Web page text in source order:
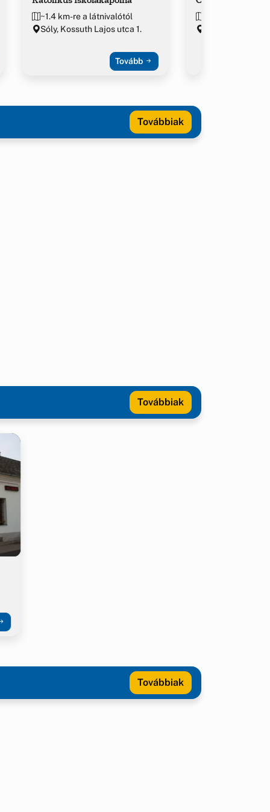
~1.4 km-re a látnivalótól
Sóly, Kossuth Lajos utca 1.
Tovább
Továbbiak
Továbbiak
Továbbiak